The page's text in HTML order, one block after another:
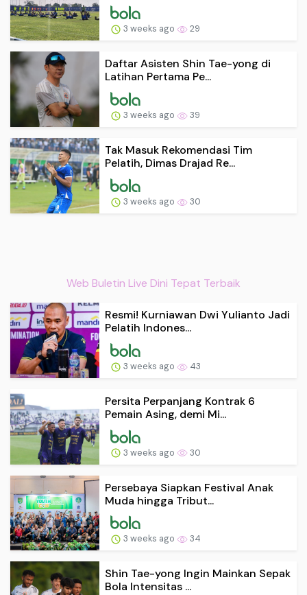
3 weeks ago 29
Daftar Asisten Shin Tae-yong di
Latihan Pertama Pe...
3 weeks ago 39
Tak Masuk Rekomendasi Tim
Pelatih, Dimas Drajad Re...
3 weeks ago 30
Web Buletin Live Dini Tepat Terbaik
Resmi! Kurniawan Dwi Yulianto Jadi
Pelatih Indones...
3 weeks ago 43
Persita Perpanjang Kontrak 6
Pemain Asing, demi Mi...
3 weeks ago 30
Persebaya Siapkan Festival Anak
Muda hingga Tribut...
3 weeks ago 34
Shin Tae-yong Ingin Mainkan Sepak
Bola Intensitas ...